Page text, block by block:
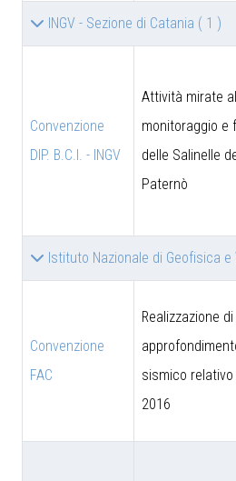
INGV - Sezione di Catania ( 1 )
Convenzione
DIP. B.C.I. - INGV
Attività mirate
monitoraggio e
delle Salinelle
Paternò
Istituto Nazionale di Geofisica e
Convenzione
FAC
Realizzazione
sismico
2016